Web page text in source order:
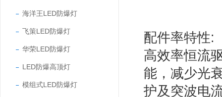
海洋王LED防爆灯
飞策LED防爆灯
华荣LED防爆灯
LED防爆高顶灯
模组式LED防爆灯
配件率特性:
高效率恒流
能，减少光
护及突波电